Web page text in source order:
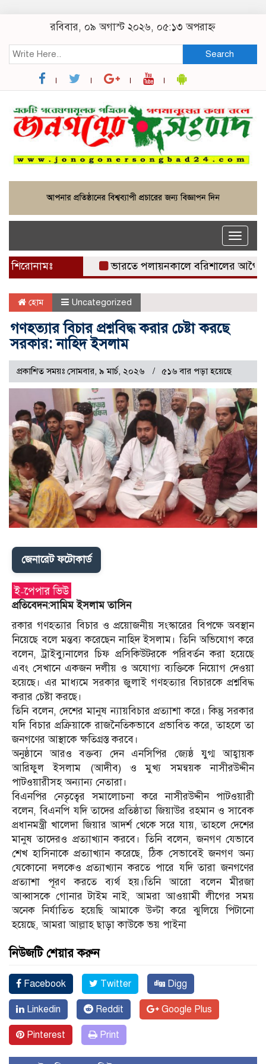
রবিবার, ০৯ অগাস্ট ২০২৬, ০৫:১৩ অপরাহ্ন
Search
Toggle
শিরোনামঃ ভারতে পলায়নকালে বরিশালের
হোম Uncategorized
গণহত্যার বিচার প্রশ্নবিদ্ধ করার চেষ্টা করছে
সরকার: নাহিদ ইসলাম
প্রকাশিত সময়ঃ সোমবার, ৯ মার্চ, ২০২৬ ৫১৬ বার পড়া হয়েছে
জেনারেট ফটোকার্ড
প্রতিবেদন:সামিম ইসলাম তাসিন
রকার গণহত্যার বিচার ও প্রয়োজনীয় সংস্কারের বিপক্ষে অবস্থান
নিয়েছে বলে মন্তব্য করেছেন নাহিদ ইসলাম। তিনি অভিযোগ করে
বলেন, ট্রাইব্যুনালের চিফ প্রসিকিউটরকে পরিবর্তন করা হয়েছে
এবং সেখানে একজন দলীয় ও অযোগ্য ব্যক্তিকে নিয়োগ দেওয়া
হয়েছে। এর মাধ্যমে সরকার জুলাই গণহত্যার বিচারকে প্রশ্নবিদ্ধ
করার চেষ্টা করছে।
তিনি বলেন, দেশের মানুষ ন্যায়বিচার প্রত্যাশা করে। কিন্তু সরকার
যদি বিচার প্রক্রিয়াকে রাজনৈতিকভাবে প্রভাবিত করে, তাহলে তা
জনগণের আস্থাকে ক্ষতিগ্রস্ত করবে।
অনুষ্ঠানে আরও বক্তব্য দেন এনসিপির জ্যেষ্ঠ যুগ্ম আহ্বায়ক
আরিফুল ইসলাম (আদীব) ও মুখ্য সমন্বয়ক নাসীরউদ্দীন
পাটওয়ারীসহ অন্যান্য নেতারা।
বিএনপির নেতৃত্বের সমালোচনা করে নাসীরউদ্দীন পাটওয়ারী
বলেন, বিএনপি যদি তাদের প্রতিষ্ঠাতা জিয়াউর রহমান ও সাবেক
প্রধানমন্ত্রী খালেদা জিয়ার আদর্শ থেকে সরে যায়, তাহলে দেশের
মানুষ তাদেরও প্রত্যাখ্যান করবে। তিনি বলেন, জনগণ যেভাবে
শেখ হাসিনাকে প্রত্যাখ্যান করেছে, ঠিক সেভাবেই জনগণ অন্য
যেকোনো দলকেও প্রত্যাখ্যান করতে পারে যদি তারা জনগণের
প্রত্যাশা পূরণ করতে ব্যর্থ হয়।তিনি আরো বলেন মীরজা
আব্বাসকে গোনার টাইম নাই, আমরা আওয়ামী লীগের সময়
অনেক নির্যাতিত হয়েছি আমাকে উল্টা করে ঝুলিয়ে পিটানো
হয়েছে, আমরা আল্লাহ ছাড়া কাউকে ভয় পাইনা
নিউজটি শেয়ার করুন
Facebook Twitter Digg
Linkedin Reddit Google Plus
Pinterest Print